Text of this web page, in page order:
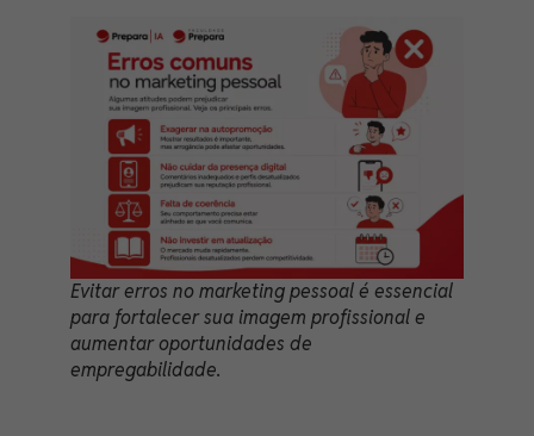
Evitar erros no marketing pessoal é essencial
para fortalecer sua imagem profissional e
aumentar oportunidades de
empregabilidade.